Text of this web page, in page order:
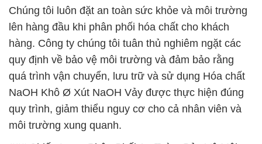
Chúng tôi luôn đặt an toàn sức khỏe và môi trường
lên hàng đầu khi phân phối hóa chất cho khách
hàng. Công ty chúng tôi tuân thủ nghiêm ngặt các
quy định về bảo vệ môi trường và đảm bảo rằng
quá trình vận chuyển, lưu trữ và sử dụng Hóa chất
NaOH Khô Ø Xút NaOH Vảy được thực hiện đúng
quy trình, giảm thiểu nguy cơ cho cả nhân viên và
môi trường xung quanh.